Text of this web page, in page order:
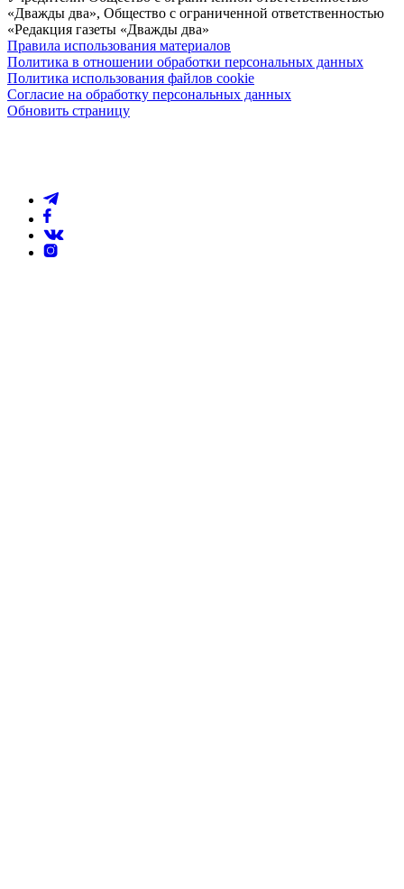
«Дважды два», Общество с ограниченной ответственностью
«Редакция газеты «Дважды два»
Правила использования материалов
Политика в отношении обработки персональных данных
Политика использования файлов cookie
Согласие на обработку персональных данных
Обновить страницу